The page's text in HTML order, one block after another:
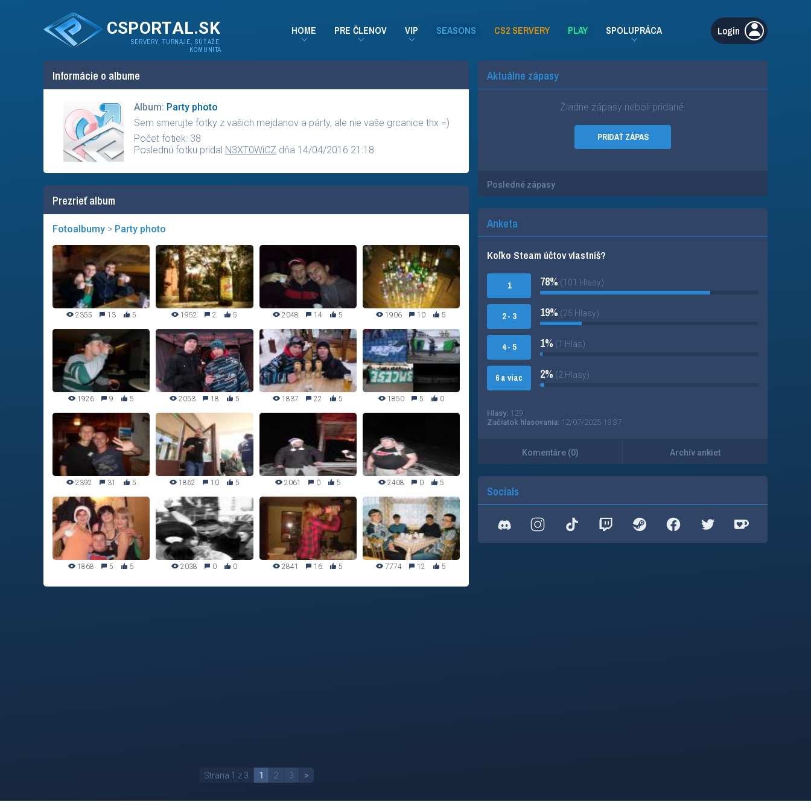
CSPORTAL.SK
SERVERY, TURNAJE, SÚŤAŽE,
KOMUNITA
HOME PRE ČLENOV VIP SEASONS CS2 SERVERY PLAY SPOLUPRÁCA Login
Informácie o albume
Album: Party photo
Sem smerujte fotky z vašich mejdanov a párty, ale nie vaše grcanice thx =)
Počet fotiek: 38
Poslednú fotku pridal N3XT0WiCZ dňa 14/04/2016 21:18
Prezrieť album
Fotoalbumy > Party photo
2355 13 5 1952 2 5 2048 14 5 1906 10 5
1926 9 5 2053 18 5 1837 22 5 1850 5 0
2392 31 5 1862 10 5 2061 0 5 2408 0 5
1868 5 5 2038 0 0 2841 16 5 7774 12 5
Strana 1 z 3 1 2 3 >
Aktuálne zápasy
Žiadne zápasy neboli pridané.
PRIDAŤ ZÁPAS
Posledné zápasy
Anketa
Koľko Steam účtov vlastníš?
1
2 - 3
4 - 5
6 a viac
78% (101 Hlasy)
19% (25 Hlasy)
1% (1 Hlas)
2% (2 Hlasy)
Hlasy: 129
Začiatok hlasovania: 12/07/2025 19:37
Komentáre (0) Archív ankiet
Socials